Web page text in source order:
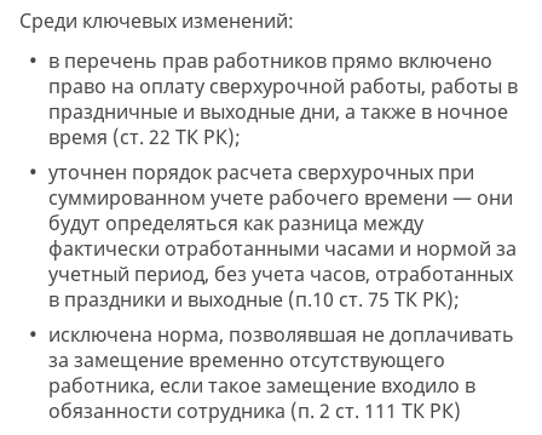
Среди ключевых изменений:
в перечень прав работников прямо включено
право на оплату сверхурочной работы, работы в
праздничные и выходные дни, а также в ночное
время (ст. 22 ТК РК);
уточнен порядок расчета сверхурочных при
суммированном учете рабочего времени — они
будут определяться как разница между
фактически отработанными часами и нормой за
учетный период, без учета часов, отработанных
в праздники и выходные (п.10 ст. 75 ТК РК);
исключена норма, позволявшая не доплачивать
за замещение временно отсутствующего
работника, если такое замещение входило в
обязанности сотрудника (п. 2 ст. 111 ТК РК)